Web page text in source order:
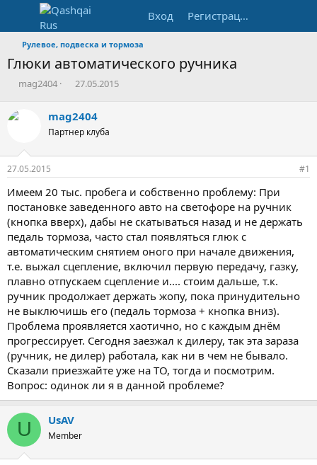
Вход Регистрация
Рулевое, подвеска и тормоза
Глюки автоматического ручника
А
о
е
м
mag2404
Д
а
н
ч
а
27.05.2015
mag2404
Партнер клуба
27.05.2015 #1
Имеем 20 тыс. пробега и собственно проблему: При
постановке заведенного авто на светофоре на ручник
(кнопка вверх), дабы не скатываться назад и не держать
педаль тормоза, часто стал появляться глюк с
автоматическим снятием оного при начале движения,
т.е. выжал сцепление, включил первую передачу, газку,
плавно отпускаем сцепление и.... стоим дальше, т.к.
ручник продолжает держать жопу, пока принудительно
не выключишь его (педаль тормоза + кнопка вниз).
Проблема проявляется хаотично, но с каждым днём
прогрессирует. Сегодня заезжал к дилеру, так эта зараза
(ручник, не дилер) работала, как ни в чем не бывало.
Сказали приезжайте уже на ТО, тогда и посмотрим.
Вопрос: одинок ли я в данной проблеме?
U UsAV
Member